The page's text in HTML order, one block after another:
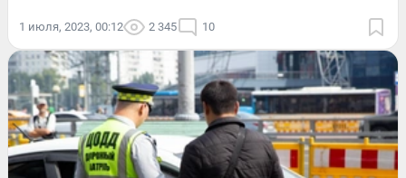
1 июля, 2023, 00:12 2 345 10